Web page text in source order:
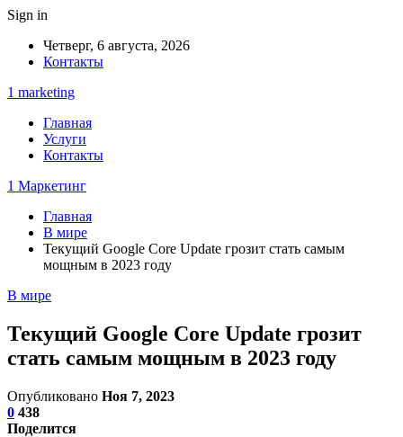
Sign in
Четверг, 6 августа, 2026
Контакты
1 marketing
Главная
Услуги
Контакты
1 Маркетинг
Главная
В мире
Текущий Google Core Update грозит стать самым
мощным в 2023 году
В мире
Текущий Google Core Update грозит
стать самым мощным в 2023 году
Опубликовано Ноя 7, 2023
0 438
Поделится